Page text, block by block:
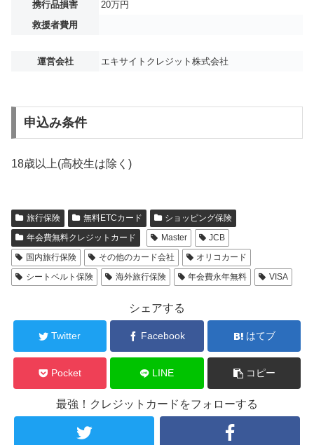
携行品損害
20万円
救援者費用
運営会社 エキサイトクレジット株式会社
申込み条件
18歳以上(高校生は除く)
旅行保険 無料ETCカード
ショッピング保険
年会費無料クレジットカード
Master
JCB
国内旅行保険
その他のカード会社
オリコカード
シートベルト保険
海外旅行保険 年会費永年無料 VISA
シェアする
Twitter Facebook はてブ
Pocket LINE コピー
最強！クレジットカードをフォローする